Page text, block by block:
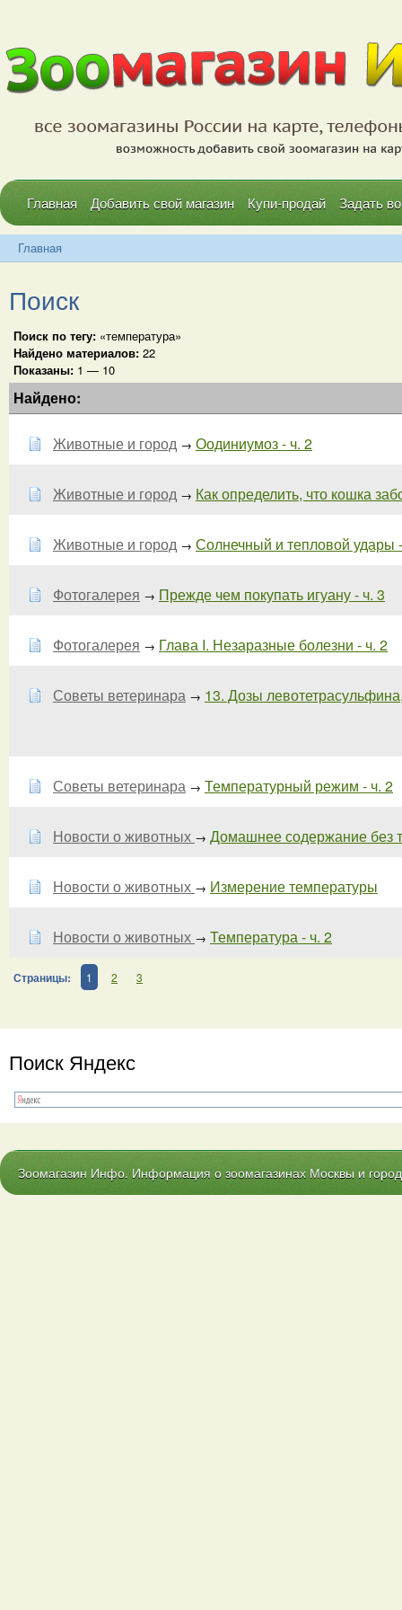
Главная Добавить свой магазин Купи-продай Задать
Главная
Поиск
Поиск по тегу: «температура»
Найдено материалов: 22
Показаны: 1 — 10
Найдено:
Животные и город → Оодиниумоз - ч. 2
Животные и город → Как определить, что кошка
Животные и город → Солнечный и тепловой удары
Фотогалерея → Прежде чем покупать игуану - ч. 3
Фотогалерея → Глава I. Незаразные болезни - ч. 2
Советы ветеринара → 13. Дозы
Советы ветеринара → Температурный режим - ч. 2
Новости о животных → Домашнее содержание без
Новости о животных → Измерение температуры
Новости о животных → Температура - ч. 2
Страницы: 1 2 3
Поиск Яндекс
Зоомагазин Инфо. Информация о зоомагазинах Москвы и